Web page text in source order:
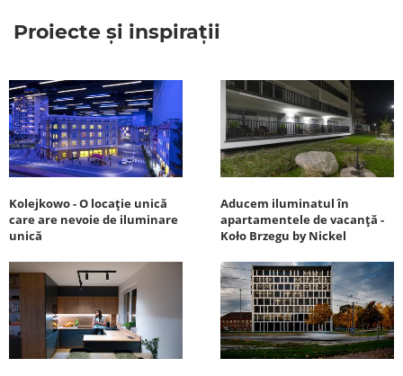
Proiecte și inspirații
Kolejkowo - O locație unică
care are nevoie de iluminare
unică
Aducem iluminatul în
apartamentele de vacanță -
Koło Brzegu by Nickel